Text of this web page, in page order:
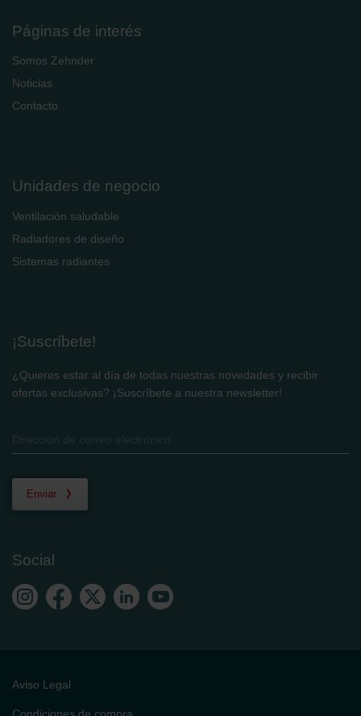
Páginas de interés
Somos Zehnder
Noticias
Contacto
Unidades de negocio
Ventilación saludable
Radiadores de diseño
Sistemas radiantes
¡Suscríbete!
¿Quieres estar al día de todas nuestras novedades y recibir
ofertas exclusivas? ¡Suscríbete a nuestra newsletter!
Enviar
Social
Aviso Legal